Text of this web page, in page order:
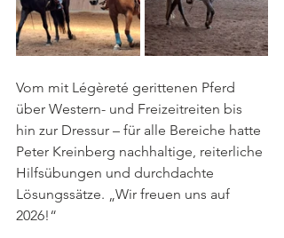
Vom mit Légèreté gerittenen Pferd
über Western- und Freizeitreiten bis
hin zur Dressur – für alle Bereiche hatte
Peter Kreinberg nachhaltige, reiterliche
Hilfsübungen und durchdachte
Lösungssätze. „Wir freuen uns auf
2026!“